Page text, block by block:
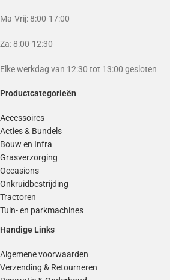
Ma-Vrij: 8:00-17:00
Za: 8:00-12:30
Elke werkdag van 12:30 tot 13:00 gesloten
Productcategorieën
Accessoires
Acties & Bundels
Bouw en Infra
Grasverzorging
Occasions
Onkruidbestrijding
Tractoren
Tuin- en parkmachines
Handige Links
Algemene voorwaarden
Verzending & Retourneren